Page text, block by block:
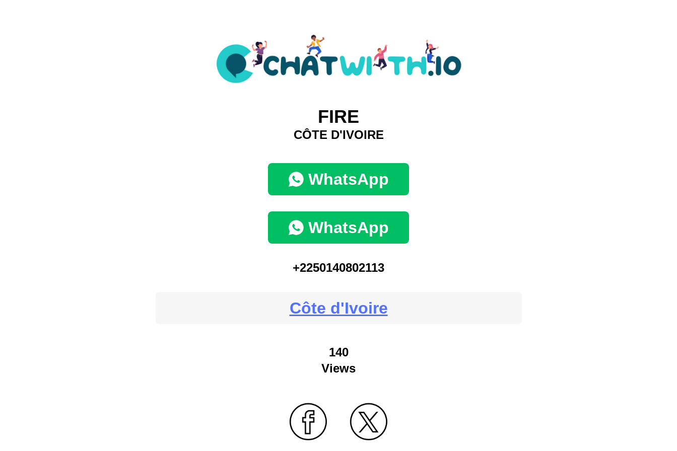
FIRE
CÔTE D'IVOIRE
WhatsApp
WhatsApp
+2250140802113
Côte d'Ivoire
140
Views